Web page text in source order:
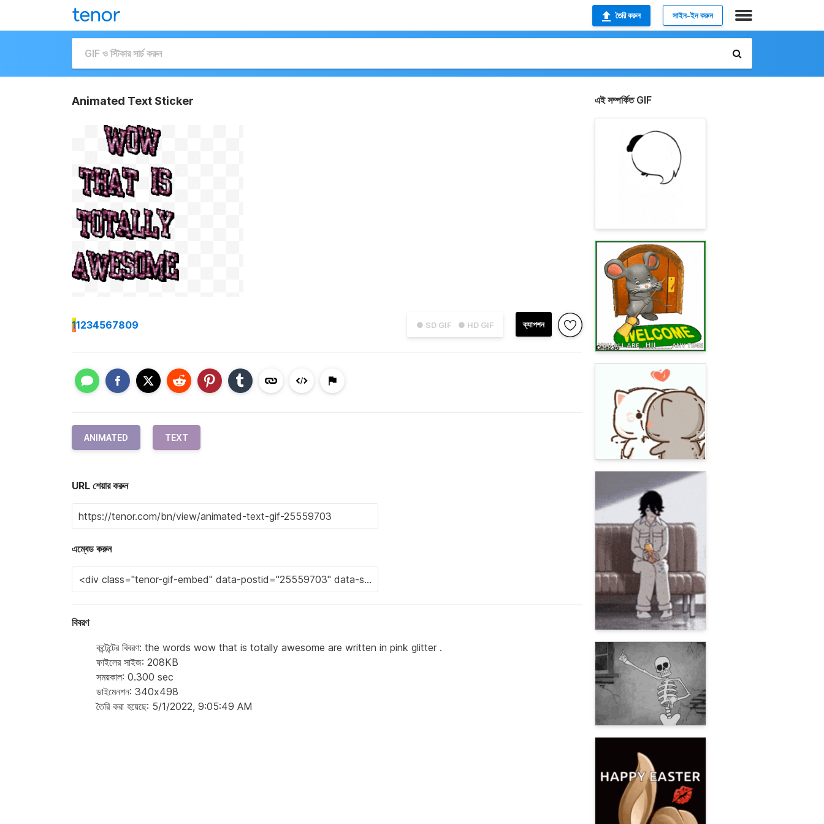
তৈরি করুন সাইন-ইন করুন
Animated Text Sticker
● SD GIF ● HD GIF ক্যাপশন
11234567809
ANIMATED TEXT
URL শেয়ার করুন
এম্বেড করুন
বিবরণ
কন্টেন্টের বিবরণ: the words wow that is totally awesome are written in pink glitter .
ফাইলের সাইজ: 208KB
সময়কাল: 0.300 sec
ডাইমেনশন: 340x498
তৈরি করা হয়েছে: 5/1/2022, 9:05:49 AM
এই সম্পর্কিত GIF